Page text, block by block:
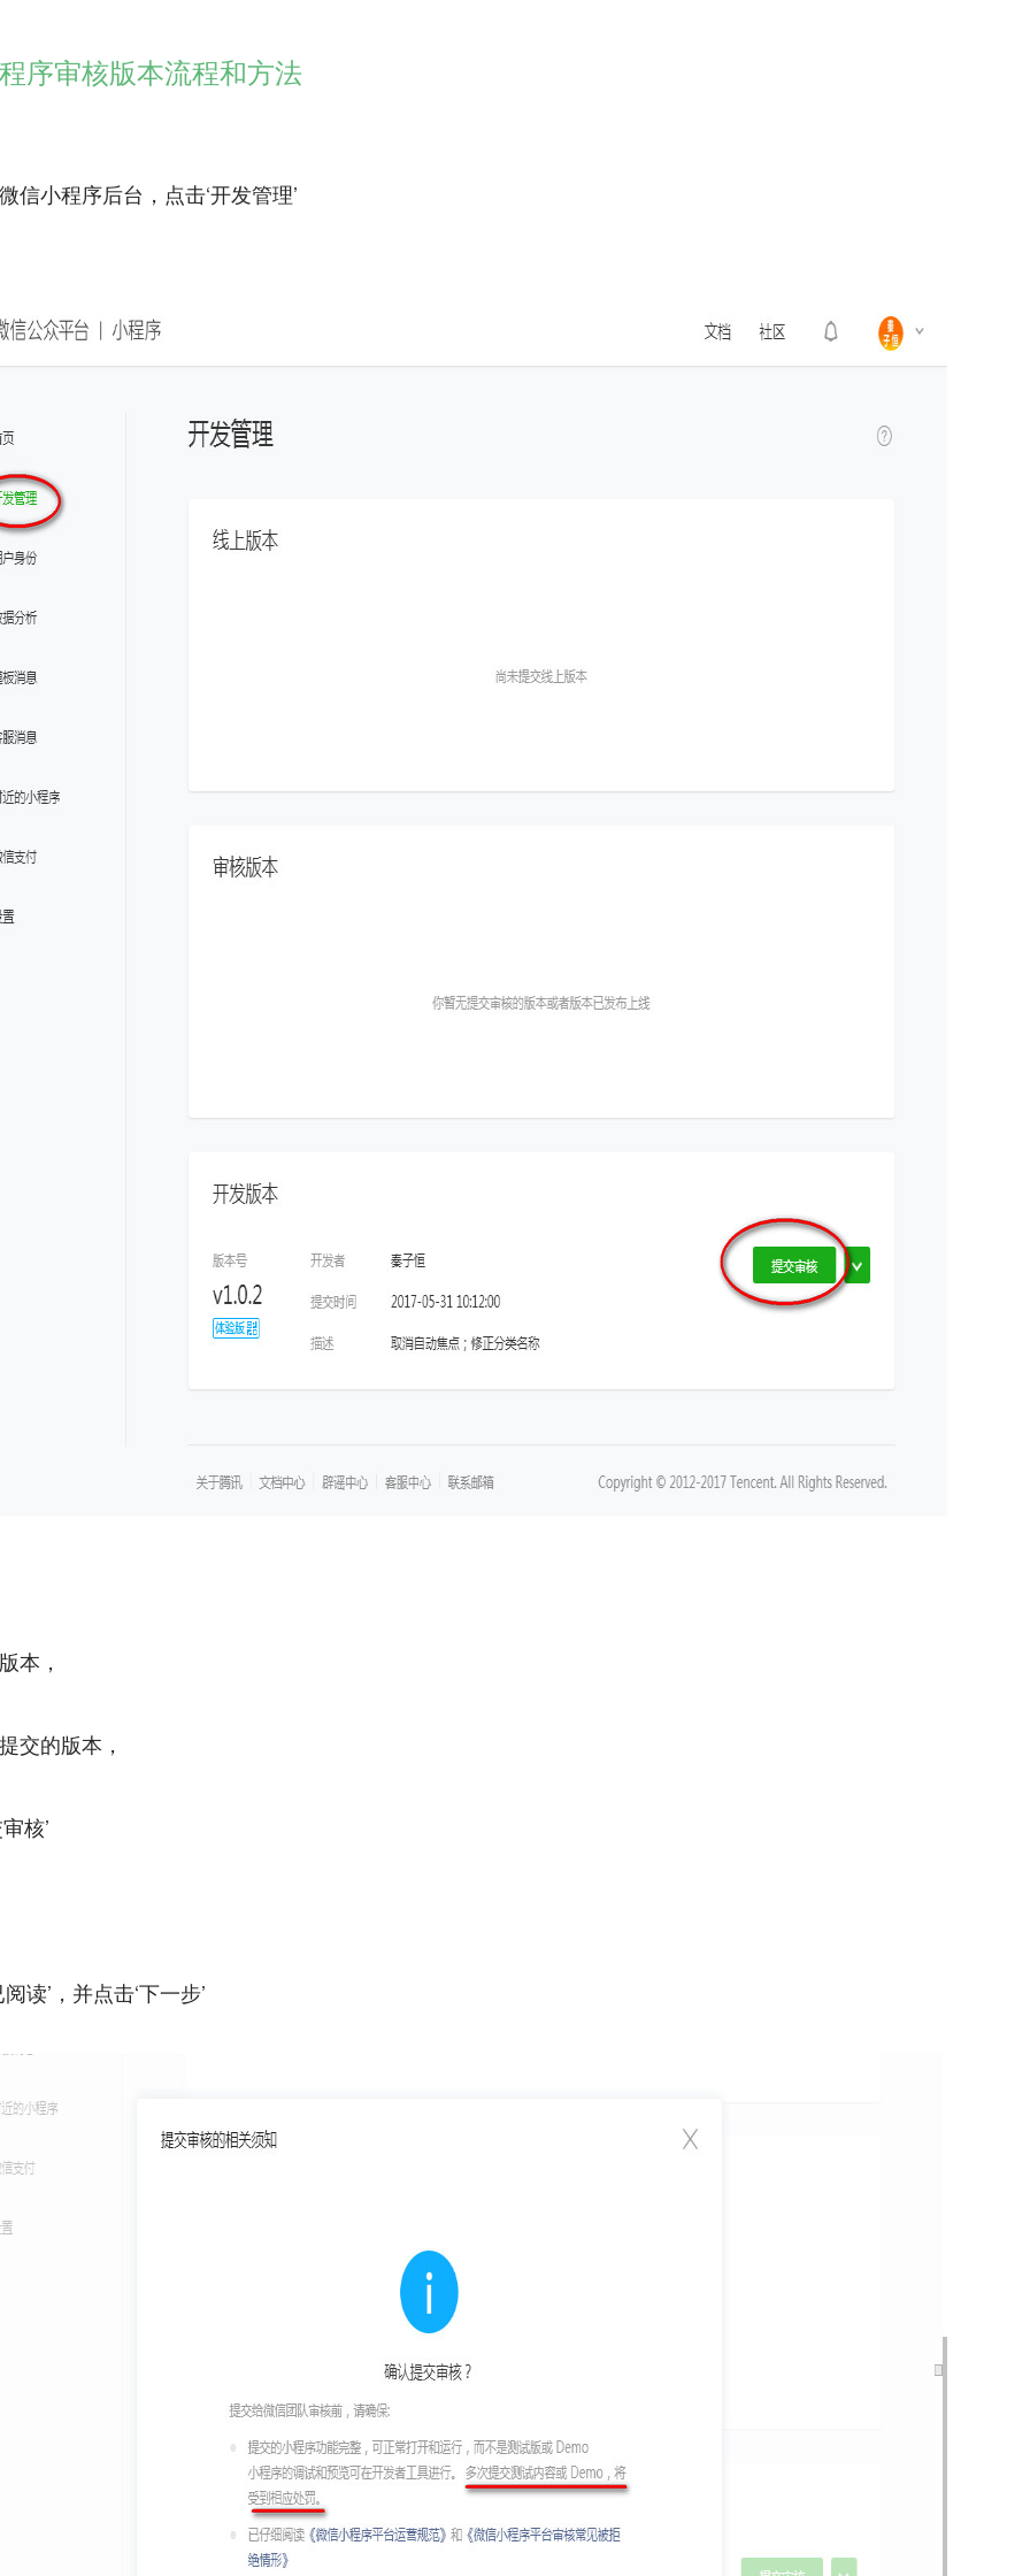
序审核版本流程和方法
信小程序后台，点击‘开发管理’
本，
交的版本，
核’
读’，并点击‘下一步’